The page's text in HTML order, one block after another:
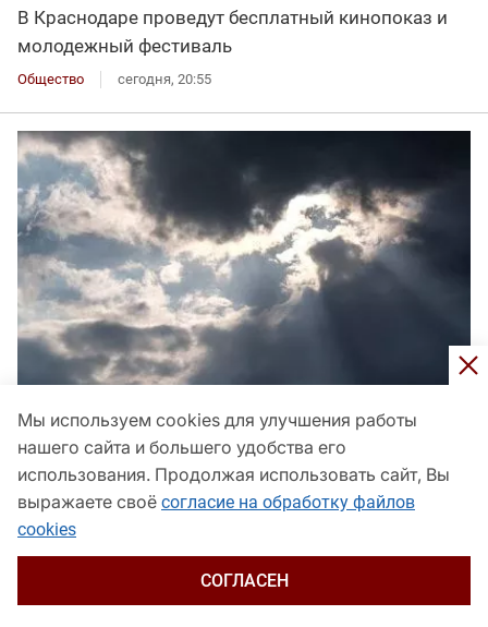
В Краснодаре проведут бесплатный кинопоказ и
молодежный фестиваль
Общество сегодня, 20:55
281 БПЛА сбили за день над Краснодарским краем
и еще 12 регионами
Общество
Мы используем cookies для улучшения работы
нашего сайта и большего удобства его
использования. Продолжая использовать сайт, Вы
выражаете своё согласие на обработку файлов
cookies
СОГЛАСЕН